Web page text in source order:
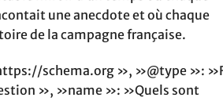
une anecdote et où chaque
de la campagne française.
schema.org », »@type »:
», »name »: »Quels sont